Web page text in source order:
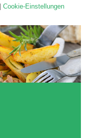
Cookie-Einstellungen